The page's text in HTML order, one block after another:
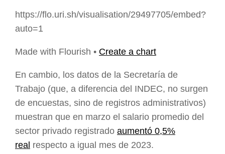
https://flo.uri.sh/visualisation/29497705/embed?
auto=1
Made with Flourish • Create a chart
En cambio, los datos de la Secretaría de
Trabajo (que, a diferencia del INDEC, no surgen
de encuestas, sino de registros administrativos)
muestran que en marzo el salario promedio del
sector privado registrado aumentó 0,5%
real respecto a igual mes de 2023.